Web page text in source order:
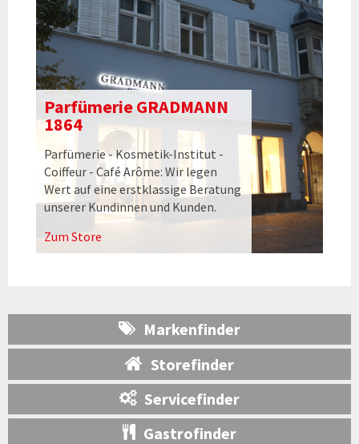
Parfümerie GRADMANN
1864
Parfümerie - Kosmetik-Institut -
Coiffeur - Café Arôme: Wir legen
Wert auf eine erstklassige Beratung
unserer Kundinnen und Kunden.
Zum Store
Markenfinder
Storefinder
Servicefinder
Gastrofinder